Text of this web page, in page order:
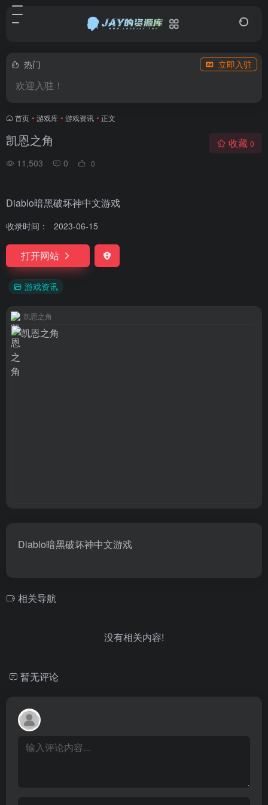
热门 立即入驻
欢迎入驻！
首页 • 游戏库 • 游戏资讯 • 正文
凯恩之角
11,503 0 0
收藏 0
Diablo暗黑破坏神中文游戏
收录时间： 2023-06-15
打开网站
游戏资讯
凯恩之角
Diablo暗黑破坏神中文游戏
相关导航
没有相关内容!
暂无评论